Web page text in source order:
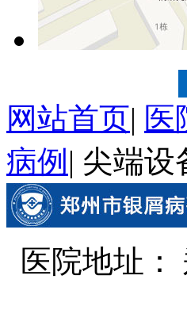
网站首页| 医
病例 | 尖端设
医院地址